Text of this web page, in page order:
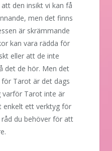
den insikt vi kan få
men det finns
är skrämmande
kan vara rädda för
eller att de inte
det de hör. Men det
Tarot är det dags
varför Tarot inte är
enkelt ett verktyg för
du behöver för att